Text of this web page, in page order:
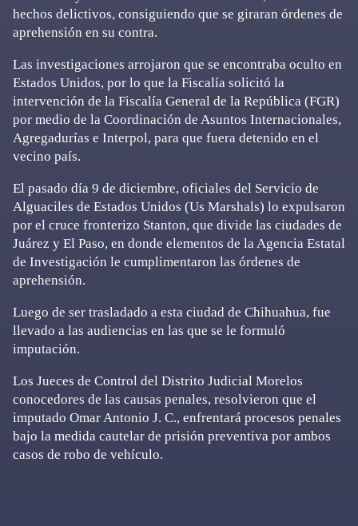
hechos delictivos, consiguiendo que se giraran órdenes de
aprehensión en su contra.
Las investigaciones arrojaron que se encontraba oculto en
Estados Unidos, por lo que la Fiscalía solicitó la
intervención de la Fiscalía General de la República (FGR)
por medio de la Coordinación de Asuntos Internacionales,
Agregadurías e Interpol, para que fuera detenido en el
vecino país.
El pasado día 9 de diciembre, oficiales del Servicio de
Alguaciles de Estados Unidos (Us Marshals) lo expulsaron
por el cruce fronterizo Stanton, que divide las ciudades de
Juárez y El Paso, en donde elementos de la Agencia Estatal
de Investigación le cumplimentaron las órdenes de
aprehensión.
Luego de ser trasladado a esta ciudad de Chihuahua, fue
llevado a las audiencias en las que se le formuló
imputación.
Los Jueces de Control del Distrito Judicial Morelos
conocedores de las causas penales, resolvieron que el
imputado Omar Antonio J. C., enfrentará procesos penales
bajo la medida cautelar de prisión preventiva por ambos
casos de robo de vehículo.